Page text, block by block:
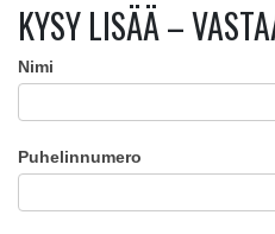
KYSY LISÄÄ –
Virkistyspäivät
Nimi
Puhelinnumero